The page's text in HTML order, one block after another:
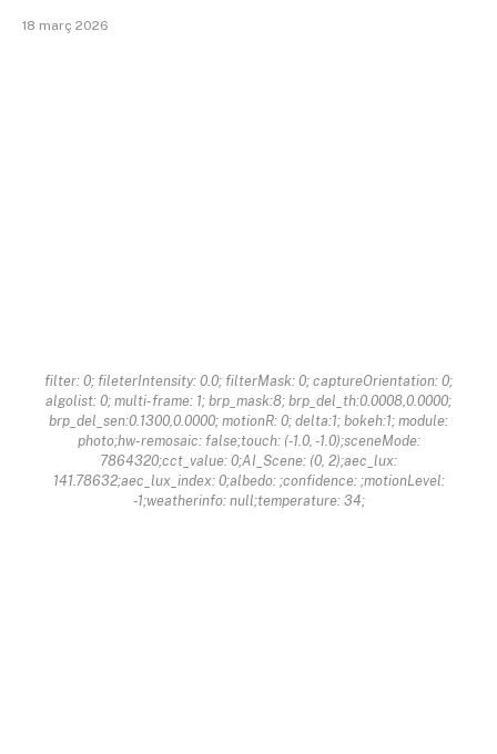
18 març 2026
filter: 0; fileterIntensity: 0.0; filterMask: 0; captureOrientation: 0;
algolist: 0; multi-frame: 1; brp_mask:8; brp_del_th:0.0008,0.0000;
brp_del_sen:0.1300,0.0000; motionR: 0; delta:1; bokeh:1; module:
photo;hw-remosaic: false;touch: (-1.0, -1.0);sceneMode:
7864320;cct_value: 0;AI_Scene: (0, 2);aec_lux:
141.78632;aec_lux_index: 0;albedo: ;confidence: ;motionLevel:
-1;weatherinfo: null;temperature: 34;